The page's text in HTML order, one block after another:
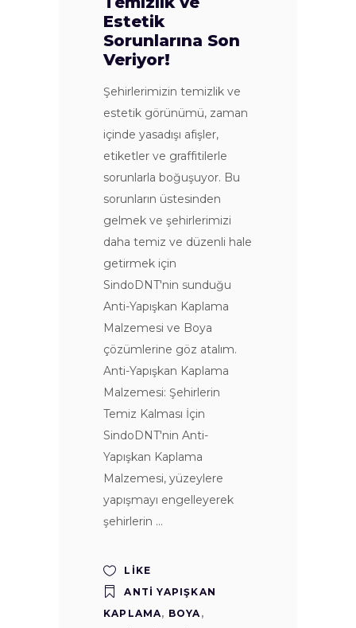
Estetik
Sorunlarına Son
Veriyor!
Şehirlerimizin temizlik ve
estetik görünümü, zaman
içinde yasadışı afişler,
etiketler ve graffitilerle
sorunlarla boğuşuyor. Bu
sorunların üstesinden
gelmek ve şehirlerimizi
daha temiz ve düzenli hale
getirmek için
SindoDNT'nin sunduğu
Anti-Yapışkan Kaplama
Malzemesi ve Boya
çözümlerine göz atalım.
Anti-Yapışkan Kaplama
Malzemesi: Şehirlerin
Temiz Kalması İçin
SindoDNT'nin Anti-
Yapışkan Kaplama
Malzemesi, yüzeylere
yapışmayı engelleyerek
şehirlerin
LIKE
ANTI YAPIŞKAN
KAPLAMA, BOYA,